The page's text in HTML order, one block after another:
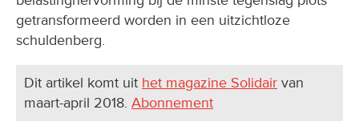
getransformeerd worden in een uitzichtloze
schuldenberg.
Dit artikel komt uit het magazine Solidair van
maart-april 2018. Abonnement